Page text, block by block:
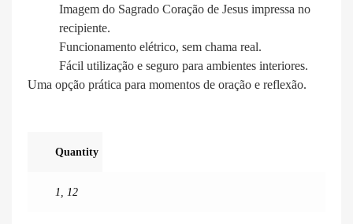
Imagem do Sagrado Coração de Jesus impressa no
recipiente.
Funcionamento elétrico, sem chama real.
Fácil utilização e seguro para ambientes interiores.
Uma opção prática para momentos de oração e reflexão.
Quantity
1, 12